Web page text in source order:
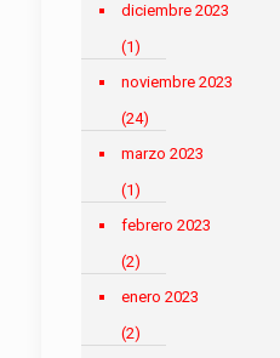
diciembre 2023
(1)
noviembre 2023
(24)
marzo 2023
(1)
febrero 2023
(2)
enero 2023
(2)